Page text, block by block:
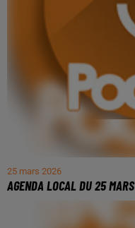
25 mars 2026
AGENDA LOCAL DU 25 MARS